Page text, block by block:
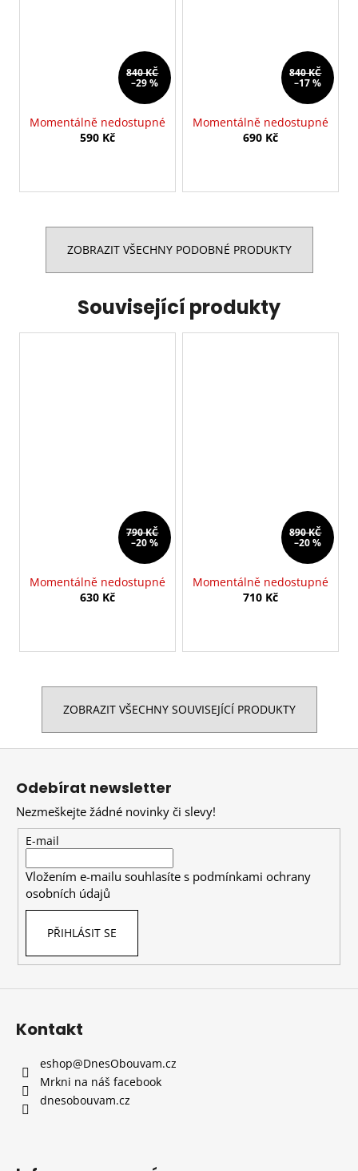
840 KČ
–29 %
Momentálně nedostupné
590 Kč
840 KČ
–17 %
Momentálně nedostupné
690 Kč
ZOBRAZIT VŠECHNY PODOBNÉ PRODUKTY
Související produkty
790 KČ
–20 %
Momentálně nedostupné
630 Kč
890 KČ
–20 %
Momentálně nedostupné
710 Kč
ZOBRAZIT VŠECHNY SOUVISEJÍCÍ PRODUKTY
Z
Odebírat newsletter
Nezmeškejte žádné novinky či slevy!
E-mail
Vložením e-mailu souhlasíte s podmínkami ochrany
osobních údajů
PŘIHLÁSIT SE
Kontakt
eshop@DnesObouvam.cz
Mrkni na náš facebook
dnesobouvam.cz